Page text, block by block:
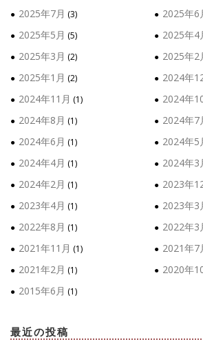
2025年7月 (3) 2025年6
2025年5月 (5) 2025年4
2025年3月 (2) 2025年2
2025年1月 (2) 2024年
2024年11月 (1) 2024年
2024年8月 (1) 2024年7
2024年6月 (1) 2024年5
2024年4月 (1) 2024年3
2024年2月 (1) 2023年
2023年4月 (1) 2023年3
2022年8月 (1) 2022年3
2021年11月 (1) 2021年7
2021年2月 (1) 2020年
2015年6月 (1)
最近の投稿